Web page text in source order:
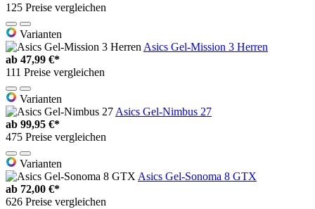
125 Preise vergleichen
Varianten
Asics Gel-Mission 3 Herren
ab 47,99 €*
111 Preise vergleichen
Varianten
Asics Gel-Nimbus 27
ab 99,95 €*
475 Preise vergleichen
Varianten
Asics Gel-Sonoma 8 GTX
ab 72,00 €*
626 Preise vergleichen